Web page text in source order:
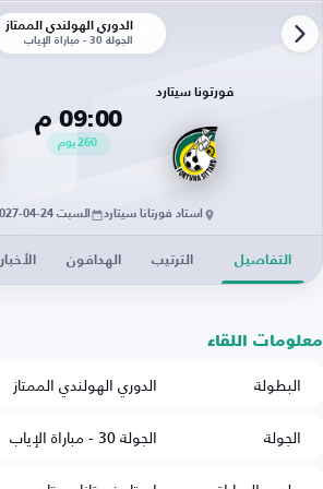
الدوري الهولندي الممتاز
الجولة 30 - مباراة الإياب
فورتونا سيتارد
09:00 م
260يوم
استاد فورتانا سيتارد السبت 24-04-2027 · 09:00 م
التفاصيل الترتيب الهدافون الأخبار
معلومات اللقاء
البطولة
الدوري الهولندي الممتاز
الجولة
الجولة 30 - مباراة الإياب